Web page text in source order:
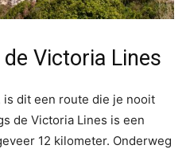
Victoria Lines
dit een route die je nooit
de Victoria Lines is een
12 kilometer. Onderweg